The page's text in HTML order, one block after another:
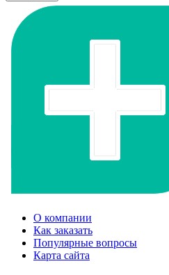
О компании
Как заказать
Популярные вопросы
Карта сайта